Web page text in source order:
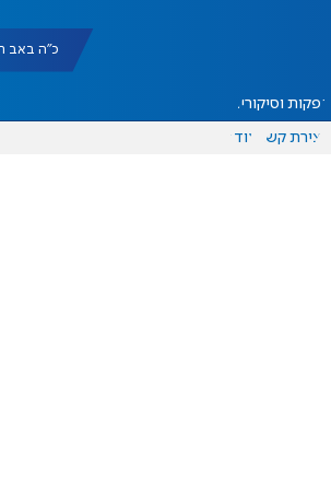
כ"ה באב תשפ"ו
הפקות וסיקורים
יצירת קשר עוד